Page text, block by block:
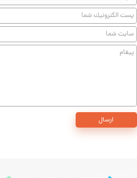
ارسال